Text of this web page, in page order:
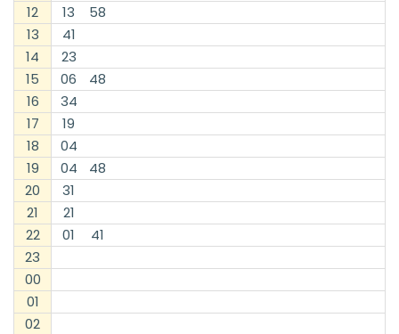
12
13
58
13
41
14
23
15
06
48
16
34
17
19
18
04
19
04
48
20
31
21
21
22
01
41
23
00
01
02